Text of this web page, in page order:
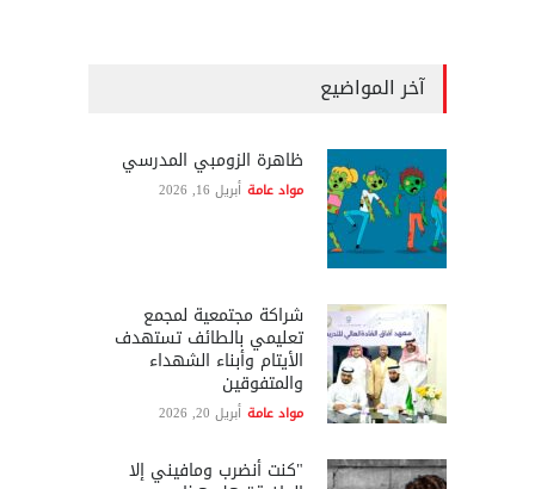
آخر المواضيع
ظاهرة الزومبي المدرسي
مواد عامة أبريل 16, 2026
شراكة مجتمعية لمجمع
تعليمي بالطائف تستهدف
الأيتام وأبناء الشهداء
والمتفوقين
مواد عامة أبريل 20, 2026
"كنت أنضرب ومافيني إلا